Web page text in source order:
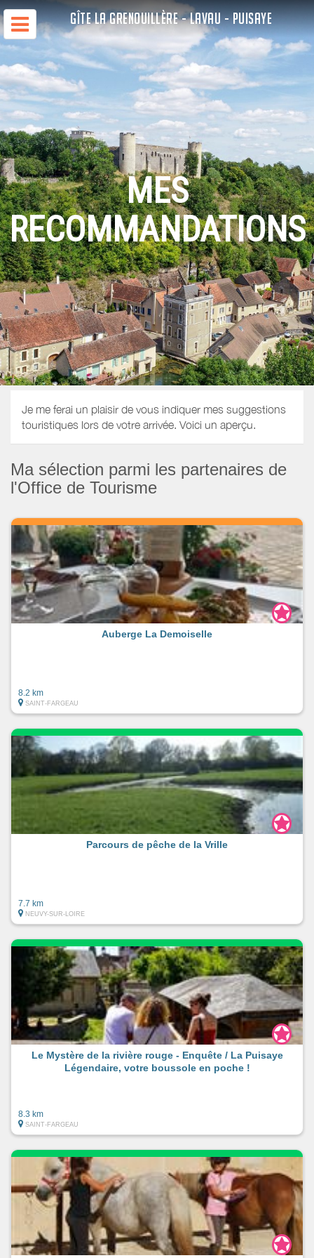
GÎTE LA GRENOUILLÈRE - LAVAU - PUISAYE
MES
RECOMMANDATIONS
Je me ferai un plaisir de vous indiquer mes suggestions
touristiques lors de votre arrivée. Voici un aperçu.
Ma sélection parmi les partenaires de
l'Office de Tourisme
Auberge La Demoiselle
8.2 km
SAINT-FARGEAU
Parcours de pêche de la Vrille
7.7 km
NEUVY-SUR-LOIRE
Le Mystère de la rivière rouge - Enquête / La Puisaye
Légendaire, votre boussole en poche !
8.3 km
SAINT-FARGEAU